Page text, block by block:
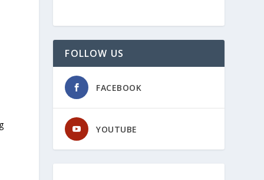
FOLLOW US
FACEBOOK
YOUTUBE